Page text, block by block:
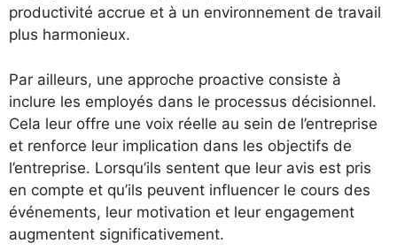
productivité accrue et à un environnement de travail
plus harmonieux.
Par ailleurs, une approche proactive consiste à
inclure les employés dans le processus décisionnel.
Cela leur offre une voix réelle au sein de l’entreprise
et renforce leur implication dans les objectifs de
l’entreprise. Lorsqu’ils sentent que leur avis est pris
en compte et qu’ils peuvent influencer le cours des
événements, leur motivation et leur engagement
augmentent significativement.